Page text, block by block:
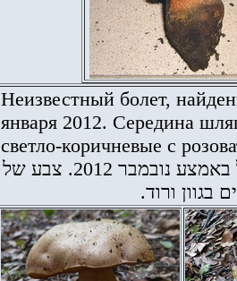
Неизвестный болет,
января 2012. Середина
светло-коричневые с
גושית לא מזוהה, שנמצאה ביערות הכרמל באמצע נובמבר 2012. צבע של
בגוון ורוד.